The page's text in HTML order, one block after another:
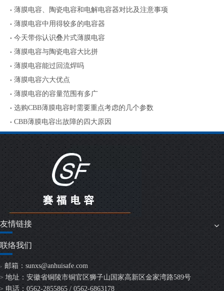
薄膜电容、陶瓷电容和电解电容器对比及注意事项
薄膜电容中用得较多的电容器
今天带你认识叠片式薄膜电容
薄膜电容与陶瓷电容大比拼
薄膜电容能过回流焊吗
薄膜电容六大优点
薄膜电容的容量范围有多广
选购CBB薄膜电容时需要重点考虑的几个参数
CBB薄膜电容出故障的四大原因
友情链接
联络我们
> 邮箱： sunxs@anhuisafe.com
> 地址：安徽省铜陵市铜官区狮子山国家高新区金家湾路589号
> 电话：0562-2855865 / 0562-6863178